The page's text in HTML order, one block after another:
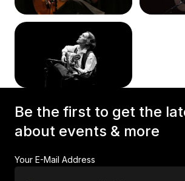
Be the first to get the
about events & more
Your E-Mail Address